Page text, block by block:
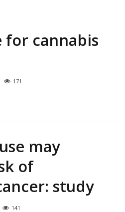
for cannabis
171
may
of
study
141